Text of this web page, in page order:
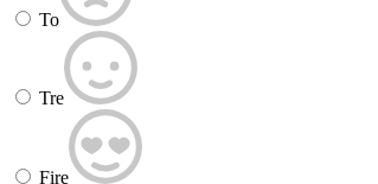
To
Tre
Fire